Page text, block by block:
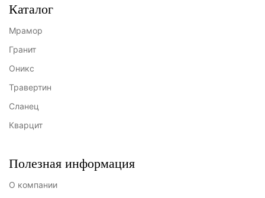
Каталог
Мрамор
Гранит
Оникс
Травертин
Сланец
Кварцит
Полезная информация
О компании